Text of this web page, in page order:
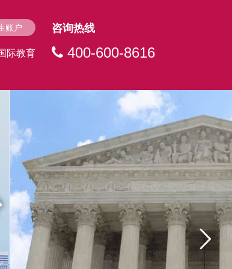
账户
际教育
咨询热线
400-600-8616